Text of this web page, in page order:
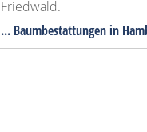
Friedwald.
... Baumbestattungen in